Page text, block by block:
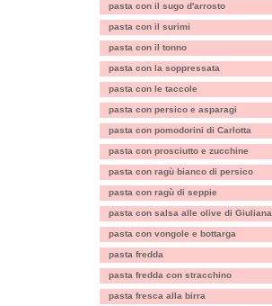
pasta con il sugo d'arrosto
pasta con il surimi
pasta con il tonno
pasta con la soppressata
pasta con le taccole
pasta con persico e asparagi
pasta con pomodorini di Carlotta
pasta con prosciutto e zucchine
pasta con ragù bianco di persico
pasta con ragù di seppie
pasta con salsa alle olive di Giuliana
pasta con vongole e bottarga
pasta fredda
pasta fredda con stracchino
pasta fresca alla birra